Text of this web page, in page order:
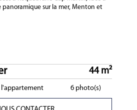
panoramique sur la mer, Menton et
44 m²
l'appartement 6 photo(s)